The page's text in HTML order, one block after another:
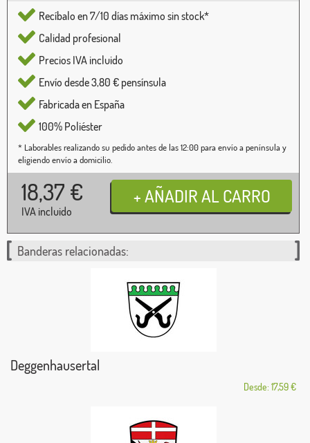
Recíbalo en 7/10 días máximo sin stock*
Calidad profesional
Precios IVA incluido
Envío desde 3,80 € pensínsula
Fabricada en España
100% Poliéster
* Laborables realizando su pedido antes de las 12:00 para envío a península y
eligiendo envío a domicilio.
18,37 €
IVA incluido
Banderas relacionadas:
Deggenhausertal
Desde: 17,59 €